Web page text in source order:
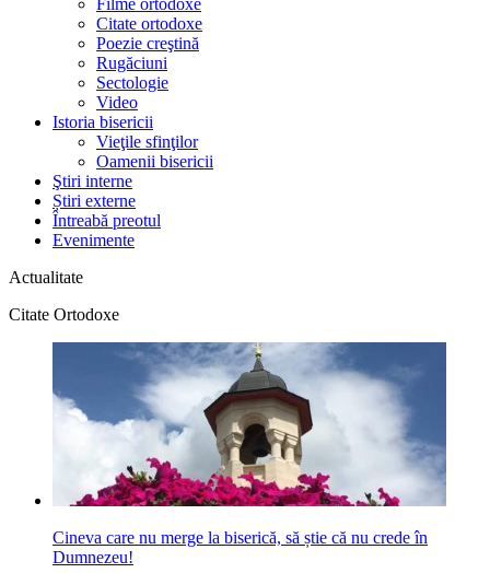
Filme ortodoxe
Citate ortodoxe
Poezie creştină
Rugăciuni
Sectologie
Video
Istoria bisericii
Vieţile sfinţilor
Oamenii bisericii
Ştiri interne
Știri externe
Întreabă preotul
Evenimente
Actualitate
Citate Ortodoxe
Cineva care nu merge la biserică, să știe că nu crede în
Dumnezeu!